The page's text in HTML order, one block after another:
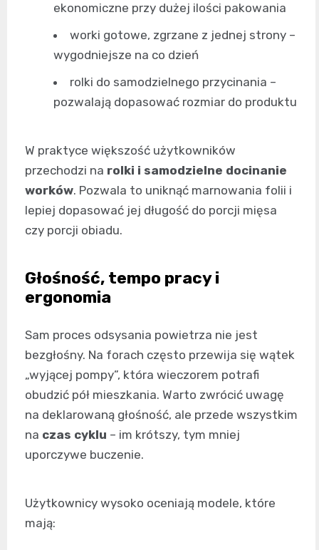
ekonomiczne przy dużej ilości pakowania
worki gotowe, zgrzane z jednej strony –
wygodniejsze na co dzień
rolki do samodzielnego przycinania –
pozwalają dopasować rozmiar do produktu
W praktyce większość użytkowników
przechodzi na rolki i samodzielne docinanie
worków. Pozwala to uniknąć marnowania folii i
lepiej dopasować jej długość do porcji mięsa
czy porcji obiadu.
Głośność, tempo pracy i
ergonomia
Sam proces odsysania powietrza nie jest
bezgłośny. Na forach często przewija się wątek
„wyjącej pompy”, która wieczorem potrafi
obudzić pół mieszkania. Warto zwrócić uwagę
na deklarowaną głośność, ale przede wszystkim
na czas cyklu – im krótszy, tym mniej
uporczywe buczenie.
Użytkownicy wysoko oceniają modele, które
mają: